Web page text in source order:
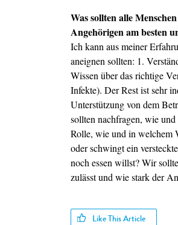
Was sollten alle
Angehörigen am besten
Ich kann aus meiner
aneignen sollten: 1.
Wissen über das richtige
Infekte). Der Rest ist sehr
Unterstützung von dem
sollten nachfragen, wie
Rolle, wie und in welchem
oder schwingt ein
noch essen willst? Wir
zulässt und wie stark der
Like This Article